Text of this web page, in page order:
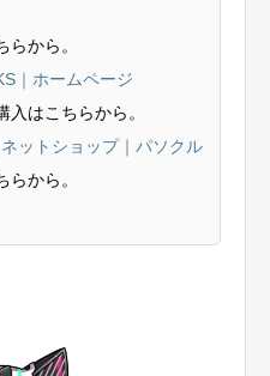
から。
｜ホームページ
はこちらから。
ットショップ｜パソクル
から。